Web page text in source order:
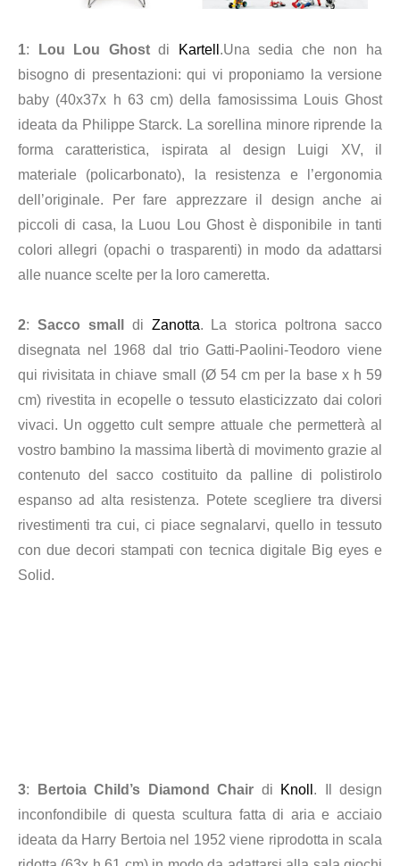
1: Lou Lou Ghostdi Kartell .Una sedia che non ha
bisogno di presentazioni: qui vi proponiamo la versione
baby (40x37x h 63 cm) della famosissima Louis Ghost
ideata da Philippe Starck. La sorellina minore riprende la
forma caratteristica, ispirata al design Luigi XV, il
materiale (policarbonato), la resistenza e l’ergonomia
dell’originale. Per fare apprezzare il design anche ai
piccoli di casa, la Luou Lou Ghost è disponibile in tanti
colori allegri (opachi o trasparenti) in modo da adattarsi
alle nuance scelte per la loro cameretta.
2: Sacco small di Zanotta. La storica poltrona sacco
disegnata nel 1968 dal trio Gatti-Paolini-Teodoro viene
qui rivisitata in chiave small (Ø 54 cm per la base x h 59
cm) rivestita in ecopelle o tessuto elasticizzato dai colori
vivaci. Un oggetto cult sempre attuale che permetterà al
vostro bambino la massima libertà di movimento grazie al
contenuto del sacco costituito da palline di polistirolo
espanso ad alta resistenza. Potete scegliere tra diversi
rivestimenti tra cui, ci piace segnalarvi, quello in tessuto
con due decori stampati con tecnica digitale Big eyes e
Solid.
3: Bertoia Child’s Diamond Chair di Knoll . Il design
inconfondibile di questa scultura fatta di aria e acciaio
ideata da Harry Bertoia nel 1952 viene riprodotta in scala